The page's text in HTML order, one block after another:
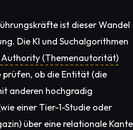
ist dieser Wandel
Die KI und Suchalgorithmen
Authority (Themenautorität)
prüfen, ob die Entität (die
anderen hochgradig
einer Tier-1-Studie oder
über eine relationale Kante